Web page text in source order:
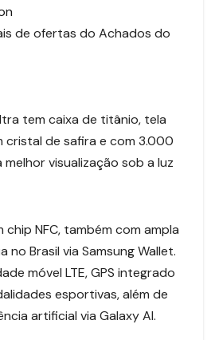
de ofertas do Achados do
tem caixa de titânio, tela
cristal de safira e com 3.000
visualização sob a luz
NFC, também com ampla
Brasil via Samsung Wallet.
móvel LTE, GPS integrado
esportivas, além de
artificial via Galaxy AI.